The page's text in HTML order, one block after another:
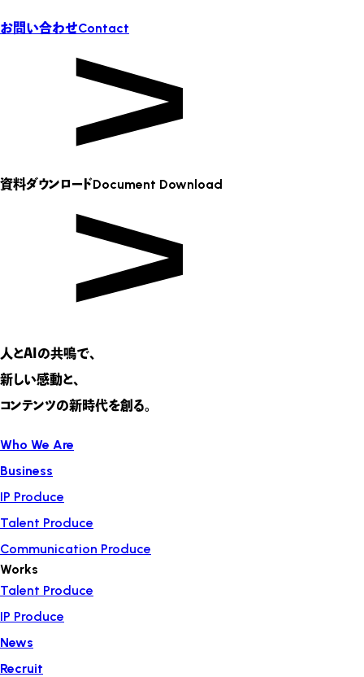
お問い合わせContact
資料ダウンロードDocument Download
人とAIの共鳴で、
新しい感動と、
コンテンツの新時代を創る。
Who We Are
Business
IP Produce
Talent Produce
Communication Produce
Works
Talent Produce
IP Produce
News
Recruit